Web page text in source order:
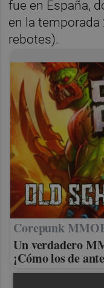
fue en España,
en la temporada
rebotes).
Corepunk
Un verdadero
¡Cómo los de